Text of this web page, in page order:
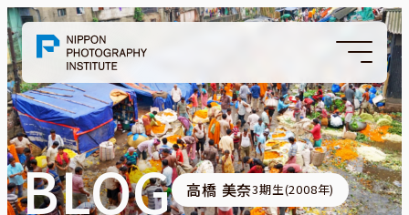
BLOG 高橋 美奈3期生(2008年)